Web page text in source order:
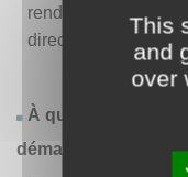
This
and
over
rendez-vous dans
directement en
À quoi correspond
démarche » ?